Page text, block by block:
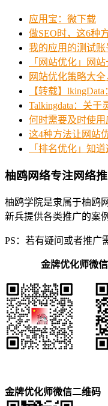
应用宝：微下载
做SEO时，这6种
我的应用的测试账
「网站优化」网
网站优化策略大
【转载】
Talkingdata：关于
何时需要及时使用
这4种方法让网站
「排名优化」知
柚鸥网络专注网络推
柚鸥学院是隶属于柚鸥
新兵提供各类推广的案
PS：若有疑问或者推广
金牌优化师微信
金牌优化师微信二维码